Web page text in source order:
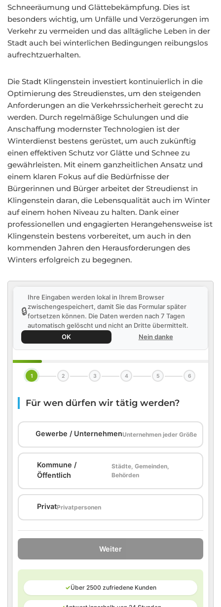
Schneeräumung und Glättebekämpfung. Dies ist
besonders wichtig, um Unfälle und Verzögerungen im
Verkehr zu vermeiden und das alltägliche Leben in der
Stadt auch bei winterlichen Bedingungen reibungslos
aufrechtzuerhalten.
Die Stadt Klingenstein investiert kontinuierlich in die
Optimierung des Streudienstes, um den steigenden
Anforderungen an die Verkehrssicherheit gerecht zu
werden. Durch regelmäßige Schulungen und die
Anschaffung modernster Technologien ist der
Winterdienst bestens gerüstet, um auch zukünftig
einen effektiven Schutz vor Glätte und Schnee zu
gewährleisten. Mit einem ganzheitlichen Ansatz und
einem klaren Fokus auf die Bedürfnisse der
Bürgerinnen und Bürger arbeitet der Streudienst in
Klingenstein daran, die Lebensqualität auch im Winter
auf einem hohen Niveau zu halten. Dank einer
professionellen und engagierten Herangehensweise ist
Klingenstein bestens vorbereitet, um auch in den
kommenden Jahren den Herausforderungen des
Winters erfolgreich zu begegnen.
🔒
Ihre Eingaben werden lokal in Ihrem Browser
zwischengespeichert, damit Sie das Formular später
fortsetzen können. Die Daten werden nach 7 Tagen
automatisch gelöscht und nicht an Dritte übermittelt.
OK
Nein danke
1 2 3 4 5 6
Für wen dürfen wir tätig werden?
Gewerbe / UnternehmenUnternehmen jeder Größe
Kommune /
Öffentlich
Städte, Gemeinden,
Behörden
PrivatPrivatpersonen
Weiter
✓Über 2500 zufriedene Kunden